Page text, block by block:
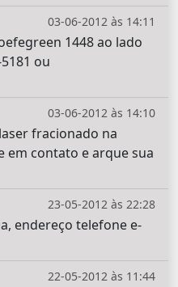
03-06-2012 às 14:11
1448 ao lado
ou
03-06-2012 às 14:10
fracionado na
em contato e arque sua
23-05-2012 às 22:28
endereço telefone e-
22-05-2012 às 11:44